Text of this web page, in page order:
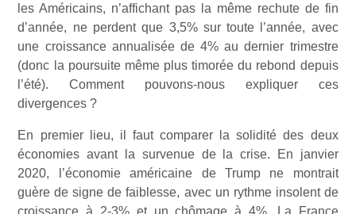
les Américains, n’affichant pas la même rechute de fin
d’année, ne perdent que 3,5% sur toute l’année, avec
une croissance annualisée de 4% au dernier trimestre
(donc la poursuite même plus timorée du rebond depuis
l’été). Comment pouvons-nous expliquer ces
divergences ?
En premier lieu, il faut comparer la solidité des deux
économies avant la survenue de la crise. En janvier
2020, l’économie américaine de Trump ne montrait
guère de signe de faiblesse, avec un rythme insolent de
croissance à 2-3% et un chômage à 4%. La France